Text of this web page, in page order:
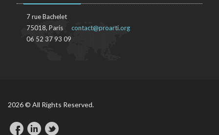
7 rue Bachelet
75018, Paris
06 52 37 93 09
contact@proarti.org
2026 © All Rights Reserved.